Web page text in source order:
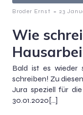
Broder Ernst - 23
Wie
Bald ist es wieder
schreiben! Zu
Jura speziell für
30.01.2020[…]